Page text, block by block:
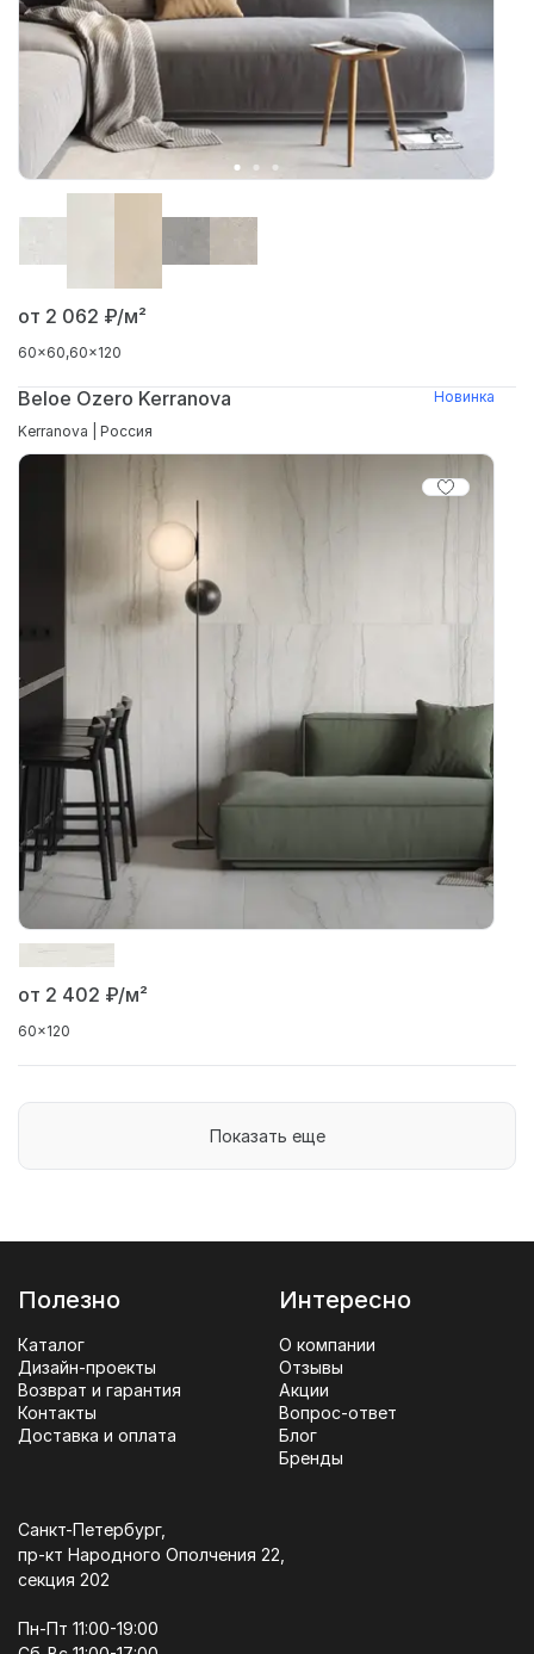
от 2 062 ₽/м²
60x60 60x120
Beloe Ozero Kerranova
Новинка
Kerranova | Россия
от 2 402 ₽/м²
60x120
Показать еще
Полезно
Каталог
Дизайн-проекты
Возврат и гарантия
Контакты
Доставка и оплата
Интересно
О компании
Отзывы
Акции
Вопрос-ответ
Блог
Бренды
Санкт-Петербург,
пр-кт Народного Ополчения 22,
секция 202
Пн-Пт 11:00-19:00